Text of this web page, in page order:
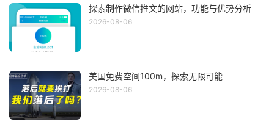
探索制作微信推文的网站，功能与优势分析
2026-08-06
美国免费空间100m，探索无限可能
2026-08-06